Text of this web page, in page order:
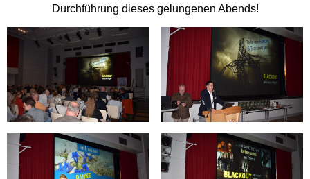
Durchführung dieses gelungenen Abends!